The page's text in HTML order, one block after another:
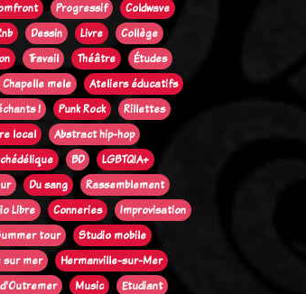
Progressif
Coldwave
Dessin Livre
Collège
Travail Théâtre
Études
Chapelle mele
Ateliers éducatifs
!
Punk Rock
Rillettes
local
Abstract hip-hop
BD
LGBTQIA+
Du sang
Rassemblement
Libre Conneries
Improvisation
tour
Studio mobile
sur mer
Hermanville-sur-Mer
Music
Etudiant